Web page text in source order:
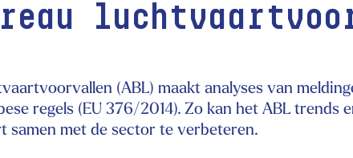
(ABL) maakt analyses van
regels (EU 376/2014). Zo kan het ABL trends
samen met de sector te verbeteren.